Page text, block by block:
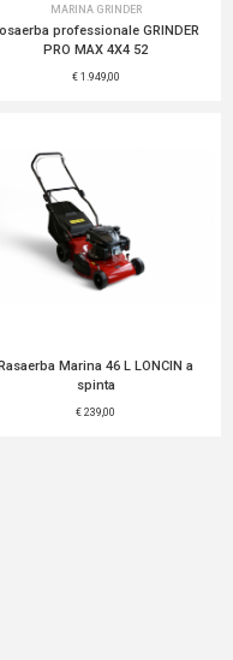
MARINA GRINDER
professionale GRINDER
PRO MAX 4X4 52
€ 1.949,00
Marina 46 L LONCIN a
spinta
€ 239,00